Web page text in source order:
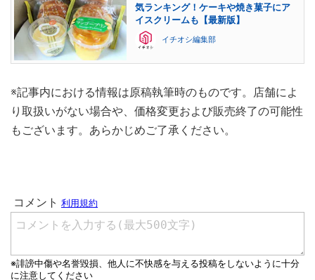
気ランキング！ケーキや焼き菓子にア
イスクリームも【最新版】
イチオシ編集部
※記事内における情報は原稿執筆時のものです。店舗によ
り取扱いがない場合や、価格変更および販売終了の可能性
もございます。あらかじめご了承ください。